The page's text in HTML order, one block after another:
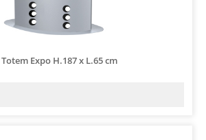
Expo H.187 x L.65 cm